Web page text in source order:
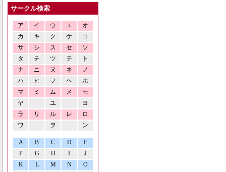
サークル検索
ア イ ウ エ
オ
カ
キ ク ケ
コ
サ
シ ス セ
ソ
タ
チ ツ テ
ト
ナ
ニ ヌ ネ
ノ
ハ
ヒ フ ヘ
ホ
マ
ミ ム メ
モ
ヤ
ユ
ヨ
ラ
リ ル レ
ロ
ワ
ヲ ン
A B C D
E
F
G H I
J
K
L M N O